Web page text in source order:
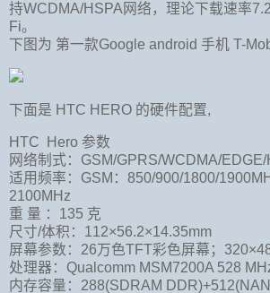
持WCDMA/HSPA网络，理论下载速率
Fi。
下图为 第一款Google android 手机 T-
下面是 HTC HERO 的硬件配置,
HTC Hero 参数
网络制式：GSM/GPRS/WCDMA/
适用频率：GSM：850/900/1800/
2100MHz
重 量 ：135 克
尺寸/体积：112×56.2×14.35mm
屏幕参数：26万色TFT彩色屏幕；
处理器：Qualcomm MSM7200A 528
内存容量：288(SDRAM